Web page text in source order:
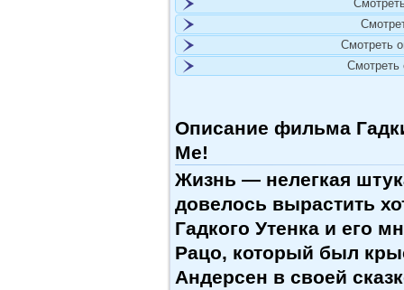
Смотреть
Смотреть
Описание фильма
Me!
Жизнь — нелегкая
довелось вырастить
Гадкого Утенка и его
Рацо, который был
Андерсен в своей